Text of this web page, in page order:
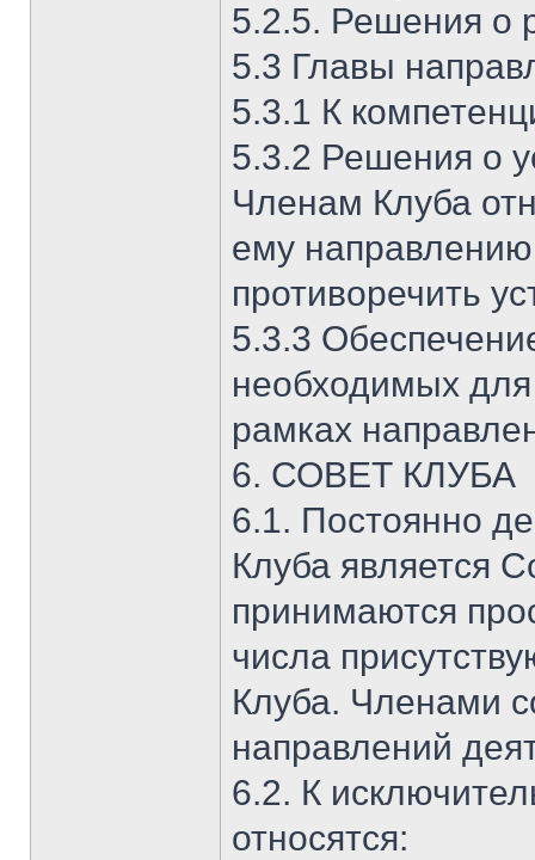
5.2.5. Решения о
5.3 Главы
5.3.1 К
5.3.2 Решения о
Членам Клуба
ему
противоречить
5.3.3
необходимых
рамках
6. СОВЕТ КЛУБА
6.1. Постоянно
Клуба является
принимаются
числа
Клуба. Членами
направлений
6.2. К
относятся: